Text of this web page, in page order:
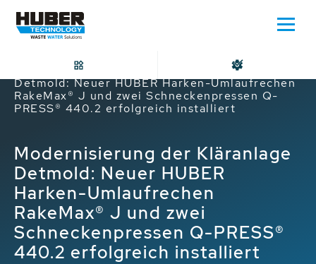
Modernisierung der Kläranlage
Detmold: Neuer HUBER Harken-Umlaufrechen
RakeMax® J und zwei Schneckenpressen Q-
PRESS® 440.2 erfolgreich installiert
Modernisierung der Kläranlage
Detmold: Neuer HUBER
Harken-Umlaufrechen
RakeMax® J und zwei
Schneckenpressen Q-PRESS®
440.2 erfolgreich installiert